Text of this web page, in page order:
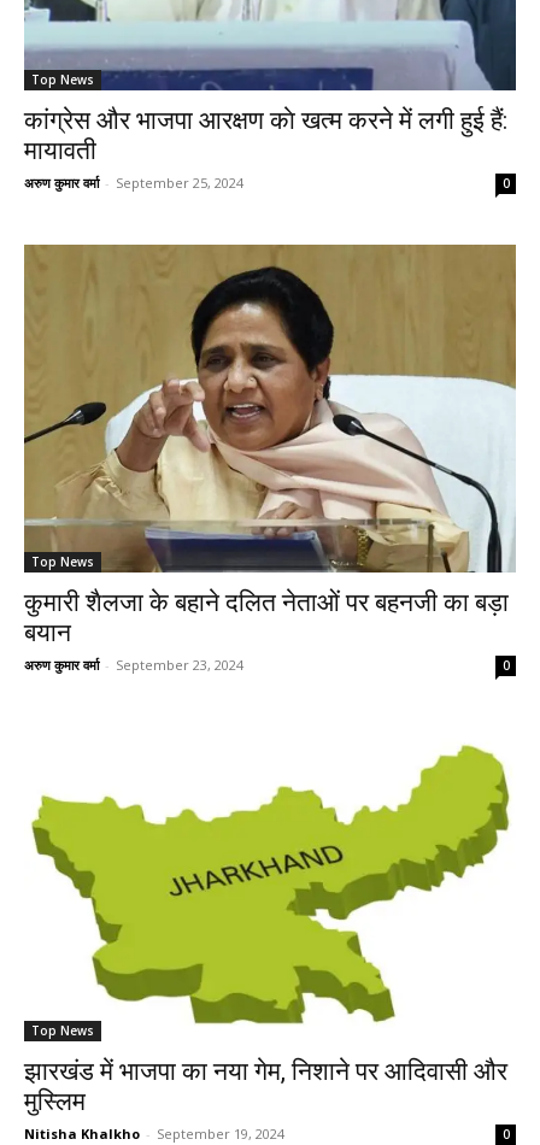
Top News
कांग्रेस और भाजपा आरक्षण काे खत्म करने में लगी हुई हैं:
मायावती
अरुण कुमार वर्मा - September 25, 2024 0
Top News
कुमारी शैलजा के बहाने दलित नेताओं पर बहनजी का बड़ा
बयान
अरुण कुमार वर्मा - September 23, 2024 0
Top News
झारखंड में भाजपा का नया गेम, निशाने पर आदिवासी और
मुस्लिम
Nitisha Khalkho - September 19, 2024 0